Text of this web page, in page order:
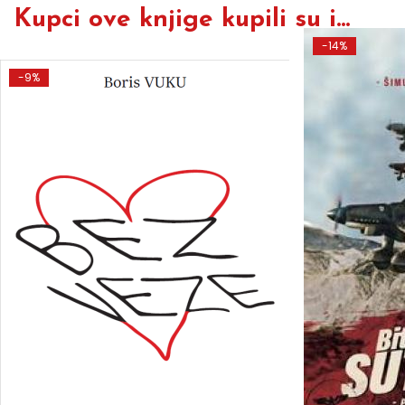
Kupci ove knjige kupili su i...
-9%
-14%